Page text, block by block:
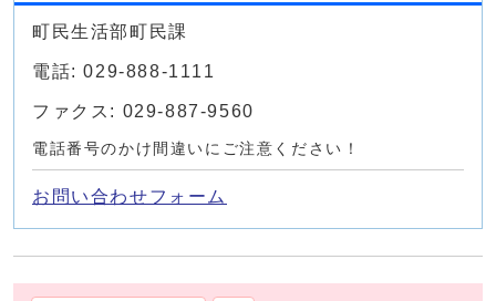
町民生活部町民課
電話: 029-888-1111
ファクス: 029-887-9560
電話番号のかけ間違いにご注意ください！
お問い合わせフォーム